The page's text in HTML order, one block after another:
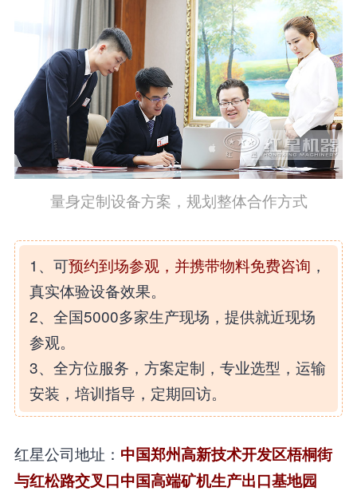
量身定制设备方案，规划整体合作方式
1、可预约到场参观，并携带物料免费咨询 ，
真实体验设备效果。
2、全国5000多家生产现场，提供就近现场
参观。
3、全方位服务，方案定制，专业选型，运输
安装，培训指导，定期回访。
红星公司地址： 中国郑州高新技术开发区梧桐街
与红松路交叉口中国高端矿机生产出口基地园